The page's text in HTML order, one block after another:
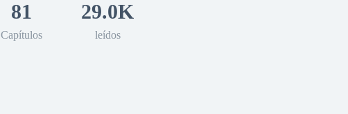
81
Capítulos
29.0K
leídos